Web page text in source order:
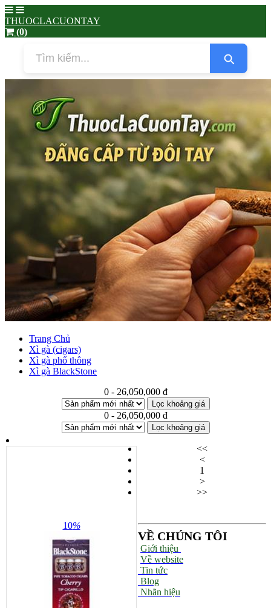
THUOCLACUONTAY
(0)
Trang Chủ
Xì gà (cigars)
Xì gà phổ thông
Xì gà BlackStone
0 - 26,050,000 đ
Lọc khoảng giá
0 - 26,050,000 đ
Lọc khoảng giá
10%
<<
<
1
>
>>
VỀ CHÚNG TÔI
Giới thiệu
Về website
Tin tức
Blog
Nhãn hiệu